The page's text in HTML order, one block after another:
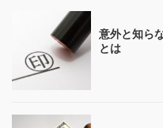
意外と知ら
とは